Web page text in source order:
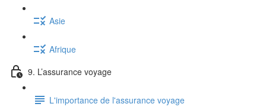
Asie
Afrique
9. L’assurance voyage
L'importance de l'assurance voyage